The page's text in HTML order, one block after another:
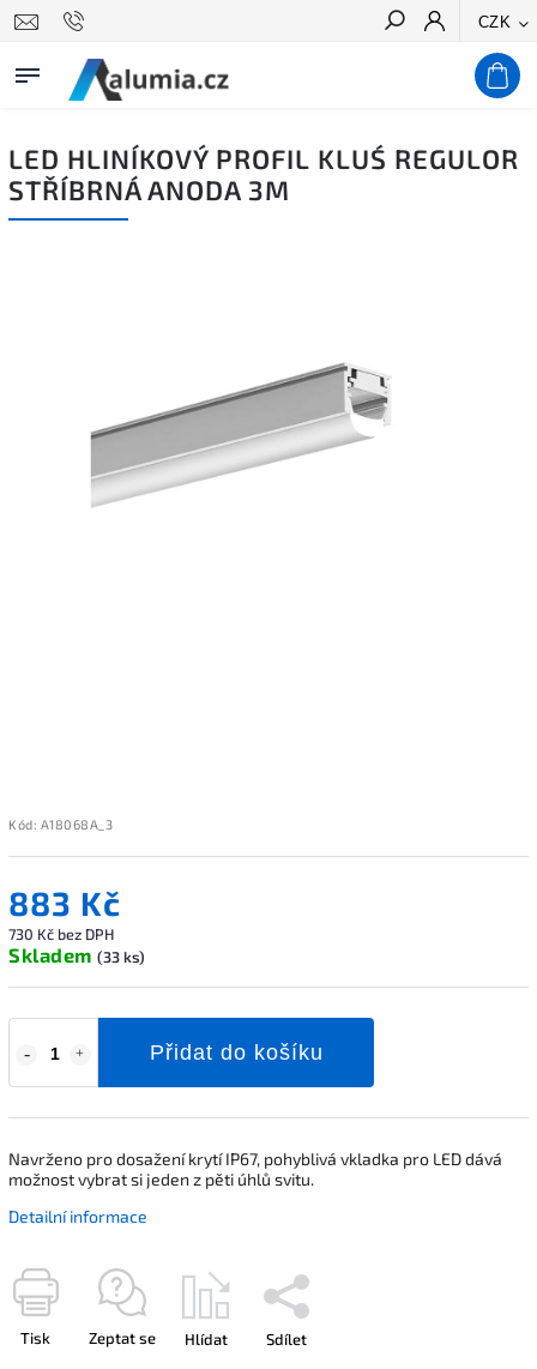
CZK
Hledat
LED HLINÍKOVÝ PROFIL KLUŚ REGULOR
STŘÍBRNÁ ANODA 3M
Kód: A18068A_3
883 Kč
730 Kč bez DPH
Skladem (33 ks)
Přidat do košíku
Navrženo pro dosažení krytí IP67, pohyblivá vkladka pro LED dává
možnost vybrat si jeden z pěti úhlů svitu.
Detailní informace
Tisk Zeptat se Hlídat Sdílet